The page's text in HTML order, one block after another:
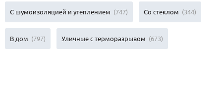
С шумоизоляцией и утеплением (747) Со стеклом (344)
В дом (797) Уличные с терморазрывом (673)